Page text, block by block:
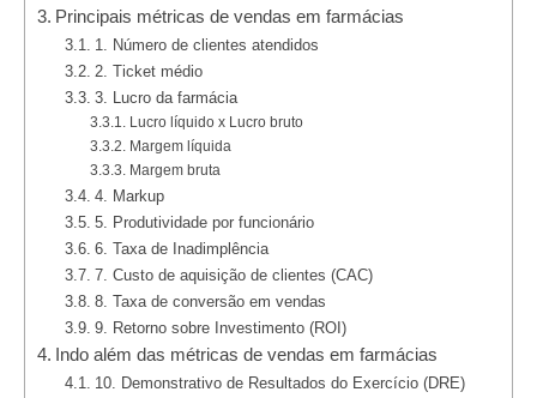
Principais métricas de vendas em farmácias
1. Número de clientes atendidos
2. Ticket médio
3. Lucro da farmácia
Lucro líquido x Lucro bruto
Margem líquida
Margem bruta
4. Markup
5. Produtividade por funcionário
6. Taxa de Inadimplência
7. Custo de aquisição de clientes (CAC)
8. Taxa de conversão em vendas
9. Retorno sobre Investimento (ROI)
Indo além das métricas de vendas em farmácias
10. Demonstrativo de Resultados do Exercício (DRE)